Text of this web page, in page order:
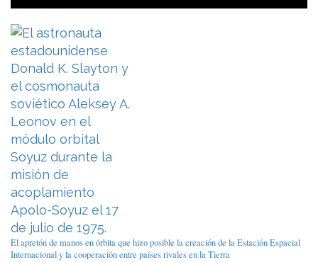
El apretón de manos en órbita que hizo posible la creación de la Estación Espacial
Internacional y la cooperación entre países rivales en la Tierra